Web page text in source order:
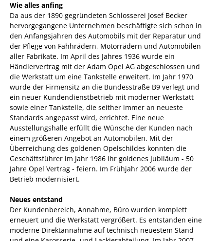
Wie alles anfing
Da aus der 1890 gegründeten Schlosserei Josef Becker
hervorgegangene Unternehmen beschäftigte sich schon in
den Anfangsjahren des Automobils mit der Reparatur und
der Pflege von Fahhrädern, Motorrädern und Automobilen
aller Fabrikate. Im April des Jahres 1936 wurde ein
Händlervertrag mit der Adam Opel AG abgeschlossen und
die Werkstatt um eine Tankstelle erweitert. Im Jahr 1970
wurde der Firmensitz an die Bundesstraße B9 verlegt und
ein neuer Kundendienstbetrieb mit moderner Werkstatt
sowie einer Tankstelle, die seither immer an neueste
Standards angepasst wird, errichtet. Eine neue
Ausstellungshalle erfüllt die Wünsche der Kunden nach
einem größeren Angebot an Automobilen. Mit der
Überreichung des goldenen Opelschildes konnten die
Geschäftsführer im Jahr 1986 ihr goldenes Jubiläum - 50
Jahre Opel Vertrag - feiern. Im Frühjahr 2006 wurde der
Betrieb modernisiert.
Neues entstand
Der Kundenbereich, Annahme, Büro wurden komplett
erneuert und die Werkstatt vergrößert. Es entstanden eine
moderne Direktannahme auf technisch neuestem Stand